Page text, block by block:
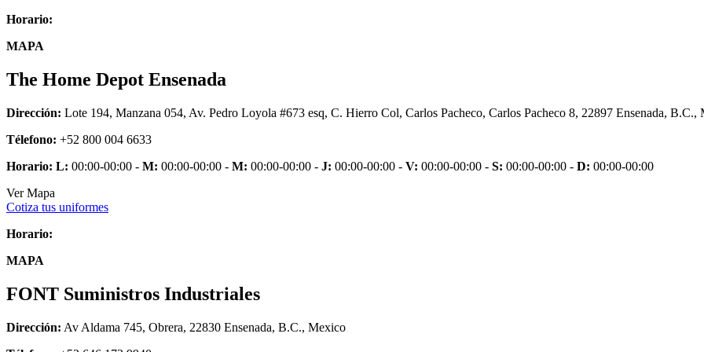
Horario:
MAPA
The Home Depot Ensenada
Dirección: Lote 194, Manzana 054, Av. Pedro Loyola #673 esq, C. Hierro Col, Carlos Pacheco, Carlos Pacheco 8, 22897 Ensenada, B.C.,
Télefono: +52 800 004 6633
Horario: L: 00:00-00:00 - M: 00:00-00:00 - M: 00:00-00:00 - J: 00:00-00:00 - V: 00:00-00:00 - S: 00:00-00:00 - D: 00:00-00:00
Ver Mapa
Cotiza tus uniformes
Horario:
MAPA
FONT Suministros Industriales
Dirección: Av Aldama 745, Obrera, 22830 Ensenada, B.C., Mexico